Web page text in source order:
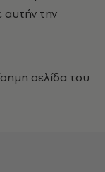
αυτήν την
σελίδα του